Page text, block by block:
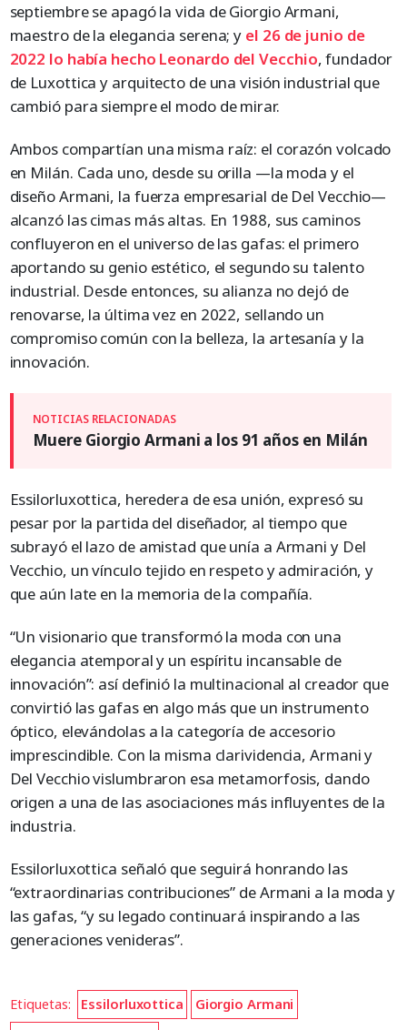
septiembre se apagó la vida de Giorgio Armani,
maestro de la elegancia serena; y el 26 de junio de
2022 lo había hecho Leonardo del Vecchio, fundador
de Luxottica y arquitecto de una visión industrial que
cambió para siempre el modo de mirar.
Ambos compartían una misma raíz: el corazón volcado
en Milán. Cada uno, desde su orilla —la moda y el
diseño Armani, la fuerza empresarial de Del Vecchio—
alcanzó las cimas más altas. En 1988, sus caminos
confluyeron en el universo de las gafas: el primero
aportando su genio estético, el segundo su talento
industrial. Desde entonces, su alianza no dejó de
renovarse, la última vez en 2022, sellando un
compromiso común con la belleza, la artesanía y la
innovación.
Muere Giorgio Armani a los 91 años en Milán
Essilorluxottica, heredera de esa unión, expresó su
pesar por la partida del diseñador, al tiempo que
subrayó el lazo de amistad que unía a Armani y Del
Vecchio, un vínculo tejido en respeto y admiración, y
que aún late en la memoria de la compañía.
“Un visionario que transformó la moda con una
elegancia atemporal y un espíritu incansable de
innovación”: así definió la multinacional al creador que
convirtió las gafas en algo más que un instrumento
óptico, elevándolas a la categoría de accesorio
imprescindible. Con la misma clarividencia, Armani y
Del Vecchio vislumbraron esa metamorfosis, dando
origen a una de las asociaciones más influyentes de la
industria.
Essilorluxottica señaló que seguirá honrando las
“extraordinarias contribuciones” de Armani a la moda y
las gafas, “y su legado continuará inspirando a las
generaciones venideras”.
Etiquetas: Essilorluxottica
Giorgio Armani